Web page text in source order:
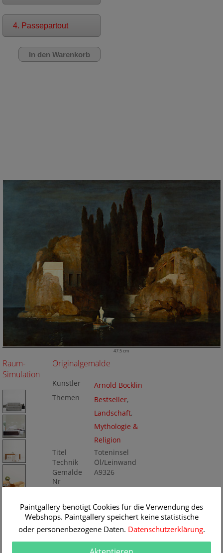
4. Passepartout
47.5 cm
Raum-
Simulation
Originalgemälde
Künstler
Arnold Böcklin
Themen
Bestseller,
Landschaft,
Mythologie &
Religion
Titel
Toteninsel
Technik
Öl/Leinwand
Gemälde
Nr
A9326
Paintgallery benötigt Cookies für die Verwendung des
Webshops. Paintgallery speichert keine statistische
oder personenbezogene Daten. Datenschutzerklärung.